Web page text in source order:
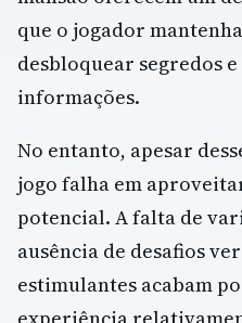
que o jogador
desbloquear segredos
informações.
No entanto, apesar
jogo falha em
potencial. A falta de
ausência de desafios
estimulantes acabam